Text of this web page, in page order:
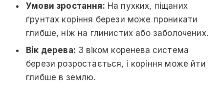
Умови зростання: На пухких, піщаних
ґрунтах коріння берези може проникати
глибше, ніж на глинистих або заболочених.
Вік дерева: З віком коренева система
берези розростається, і коріння може йти
глибше в землю.